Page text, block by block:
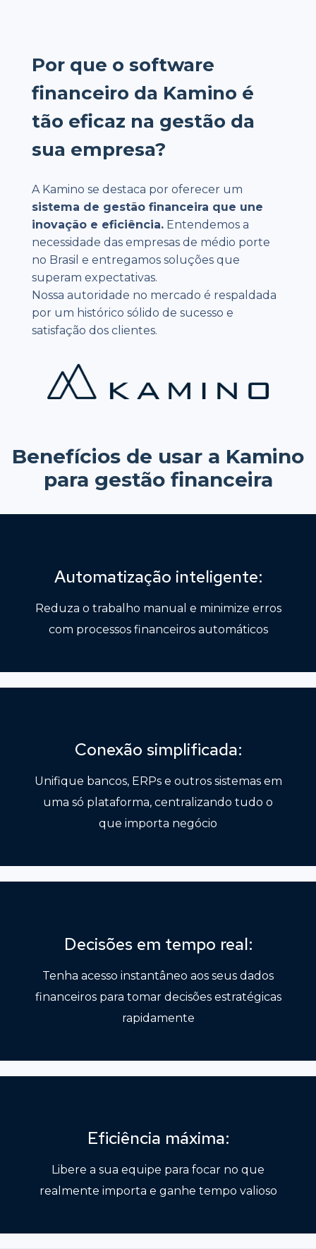
Por que o software
financeiro da Kamino é
tão eficaz na gestão da
sua empresa?
A Kamino se destaca por oferecer um
sistema de gestão financeira que une
inovação e eficiência.Entendemos a
necessidade das empresas de médio porte
no Brasil e entregamos soluções que
superam expectativas.
Nossa autoridade no mercado é respaldada
por um histórico sólido de sucesso e
satisfação dos clientes.
Benefícios de usar a Kamino
para gestão financeira
Automatização inteligente:
Reduza o trabalho manual e minimize erros
com processos financeiros automáticos
Conexão simplificada:
Unifique bancos, ERPs e outros sistemas em
uma só plataforma, centralizando tudo o
que importa negócio
Decisões em tempo real:
Tenha acesso instantâneo aos seus dados
financeiros para tomar decisões estratégicas
rapidamente
Eficiência máxima:
Libere a sua equipe para focar no que
realmente importa e ganhe tempo valioso